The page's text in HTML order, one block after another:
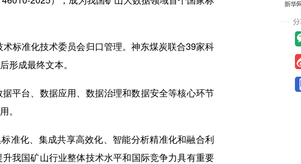
标准化技术委员会归口管理。神东煤炭联合39家科
形成最终文本。
台、数据应用、数据治理和数据安全等核心环节
。
准化、集成共享高效化、智能分析精准化和融合利
我国矿山行业整体技术水平和国际竞争力具有重要